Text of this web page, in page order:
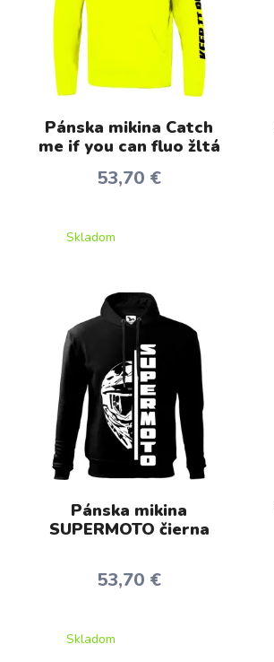
Pánska mikina Catch
me if you can fluo žltá
53,70 €
Skladom
Pánska mikina
SUPERMOTO čierna
53,70 €
Skladom